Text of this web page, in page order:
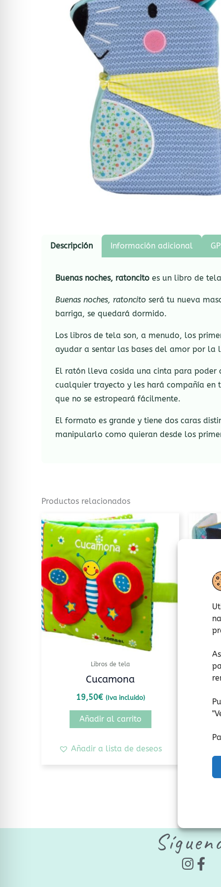
"
Descripción Información adicional
Buenas noches, ratoncito es un libro de
Buenas noches, ratoncito será tu nueva
barriga, se quedará dormido.
Los libros de tela son, a menudo, los
ayudar a sentar las bases del amor por la
El ratón lleva cosida una cinta para poder
cualquier trayecto y les hará compañía en
que no se estropeará fácilmente.
El formato es grande y tiene dos caras
manipularlo como quieran desde los
Productos relacionados
Libros de tela
Cucamona
19,50€ (Iva incluido)
Añadir al carrito
Añadir a lista de deseos
I
F